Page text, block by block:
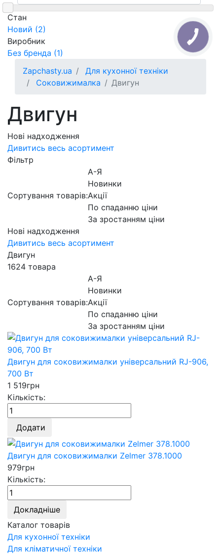
Cтан
Новий (2)
Виробник
Без бренда (1)
Zapchasty.ua
Для кухонної техніки
Соковижималка
Двигун
Двигун
Нові надходження
Дивитись весь асортимент
Фільтр
Сортування товарів:
А-Я
Новинки
Акції
По спаданню ціни
За зростанням ціни
Нові надходження
Дивитись весь асортимент
Двигун
1624 товара
Сортування товарів:
А-Я
Новинки
Акції
По спаданню ціни
За зростанням ціни
Двигун для соковижималки універсальний RJ-906,
700 Вт
1 519грн
Кількість:
Додати
Двигун для соковижималки Zelmer 378.1000
979грн
Кількість:
Докладніше
Каталог товарів
Для кухонної техніки
Для кліматичної техніки